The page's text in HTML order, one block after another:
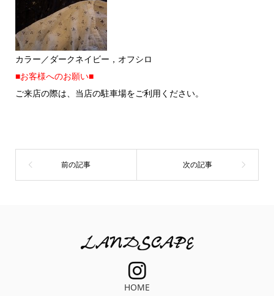
カラー／ダークネイビー，オフシロ
■お客様へのお願い■
ご来店の際は、当店の駐車場をご利用ください。
HOME